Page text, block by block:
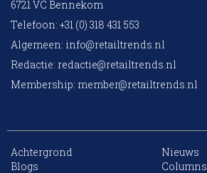
6721 VC Bennekom
Telefoon: +31 (0) 318 431 553
Algemeen: info@retailtrends.nl
Redactie: redactie@retailtrends.nl
Membership: member@retailtrends.nl
Achtergrond
Nieuws
Blogs
Columns
10 collega’s